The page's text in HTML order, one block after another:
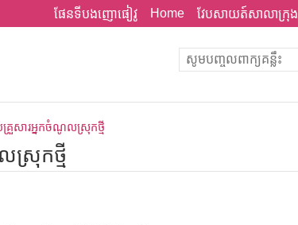
ផែនទីបងញោផៀវូ Home វែបសាយត៍សាលាក្រុង
គ្រួសារអ្នកចំណូលស្រុកថ្មី
ស្រុកថ្មី